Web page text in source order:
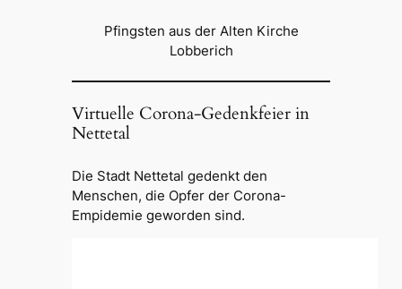
Pfingsten aus der Alten Kirche
Lobberich
Virtuelle Corona-Gedenkfeier in
Nettetal
Die Stadt Nettetal gedenkt den
Menschen, die Opfer der Corona-
Empidemie geworden sind.